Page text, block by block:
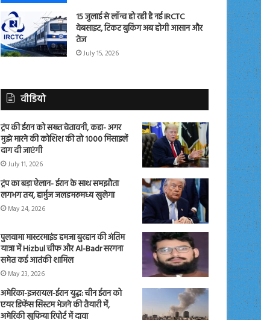
15 जुलाई से लॉन्च हो रही है नई IRCTC
वेबसाइट, टिकट बुकिंग अब होगी आसान और
तेज
July 15, 2026
वीडियो
ट्रंप की ईरान को सख्त चेतावनी, कहा- अगर
मुझे मारने की कोशिश की तो 1000 मिसाइलें
दाग दी जाएंगी
July 11, 2026
ट्रंप का बड़ा ऐलान- ईरान के साथ समझौता
लगभग तय, हार्मुज जलडमरूमध्य खुलेगा
May 24, 2026
पुलवामा मास्टरमाइंड हमजा बुरहान की अंतिम
यात्रा में Hizbul चीफ और Al-Badr सरगना
समेत कई आतंकी शामिल
May 23, 2026
अमेरिका-इजरायल-ईरान युद्ध: चीन ईरान को
एयर डिफेंस सिस्टम भेजने की तैयारी में,
अमेरिकी खुफिया रिपोर्ट में दावा